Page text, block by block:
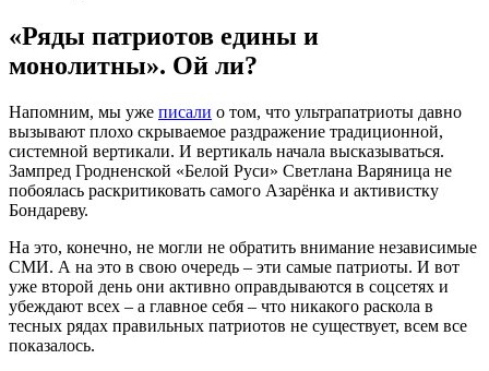
«Ряды патриотов едины и
монолитны». Ой ли?
Напомним, мы уже писали о том, что ультрапатриоты давно
вызывают плохо скрываемое раздражение традиционной,
системной вертикали. И вертикаль начала высказываться.
Зампред Гродненской «Белой Руси» Светлана Варяница не
побоялась раскритиковать самого Азарёнка и активистку
Бондареву.
На это, конечно, не могли не обратить внимание независимые
СМИ. А на это в свою очередь – эти самые патриоты. И вот
уже второй день они активно оправдываются в соцсетях и
убеждают всех – а главное себя – что никакого раскола в
тесных рядах правильных патриотов не существует, всем все
показалось.